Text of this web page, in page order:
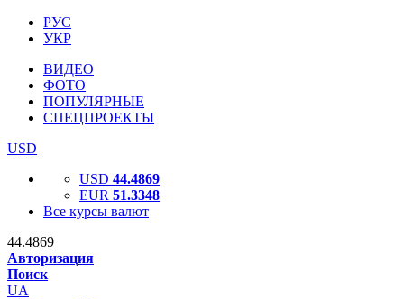
РУС
УКР
ВИДЕО
ФОТО
ПОПУЛЯРНЫЕ
СПЕЦПРОЕКТЫ
USD
USD 44.4869
EUR 51.3348
Все курсы валют
44.4869
Авторизация
Поиск
UA